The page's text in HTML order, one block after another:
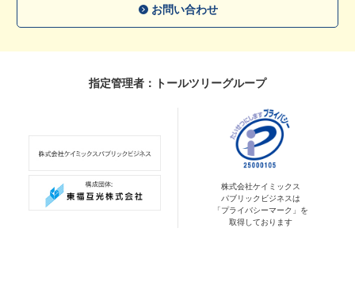
お問い合わせ
指定管理者：トールツリーグループ
株式会社ケイミックス
パブリックビジネスは
「プライバシーマーク」を
取得しております